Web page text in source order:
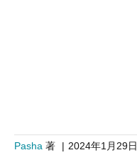
Pasha 著 | 2024年1月29日